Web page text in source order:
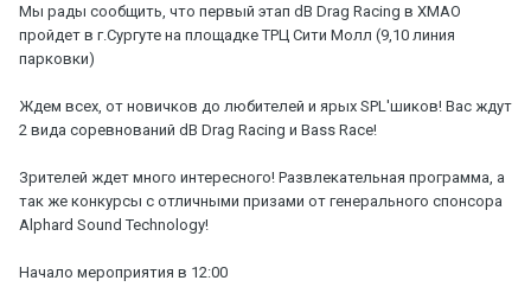
Мы рады сообщить, что первый этап dB Drag Racing в ХМАО
пройдет в г.Сургуте на площадке ТРЦ Сити Молл (9,10 линия
парковки)
Ждем всех, от новичков до любителей и ярых SPL'шиков! Вас ждут
2 вида соревнований dB Drag Racing и Bass Race!
Зрителей ждет много интересного! Развлекательная программа, а
так же конкурсы с отличными призами от генерального спонсора
Alphard Sound Technology!
Начало мероприятия в 12:00